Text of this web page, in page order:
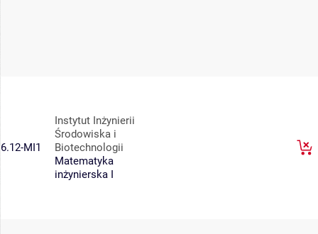
6.12-MI1
Instytut Inżynierii
Środowiska i
Biotechnologii
Matematyka
inżynierska I